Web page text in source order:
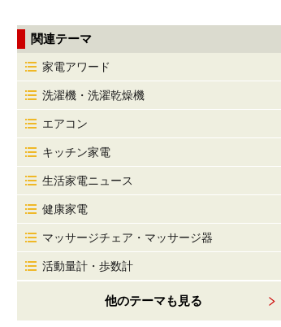
関連テーマ
家電アワード
洗濯機・洗濯乾燥機
エアコン
キッチン家電
生活家電ニュース
健康家電
マッサージチェア・マッサージ器
活動量計・歩数計
他のテーマも見る